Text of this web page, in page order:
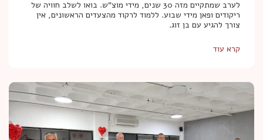
לערב שמתקיים מזה 30 שנים, מידי מוצ"ש. בואו לשלב חוויה של
ריקודים ופאן מידי שבוע. ללמוד לרקוד מהצעדים הראשונים, אין
צורך להגיע עם בן זוג.
קרא עוד